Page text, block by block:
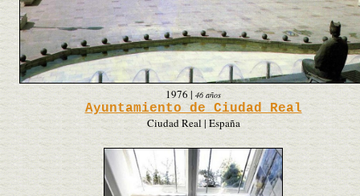
1976 | 46 años
Ayuntamiento de Ciudad Real
Ciudad Real | España